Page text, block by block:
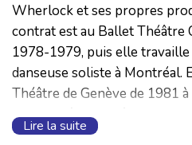
Wherlock et ses propres
contrat est au Ballet Théâtre
1978-1979, puis elle
danseuse soliste à Montréal.
Théâtre de Genève de 1981
consacre à sa carrière de
au répertoire de nombreuses
Lire la suite